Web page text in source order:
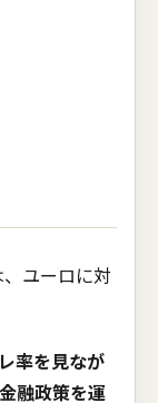
ユーロに対
率を見なが
融政策を運